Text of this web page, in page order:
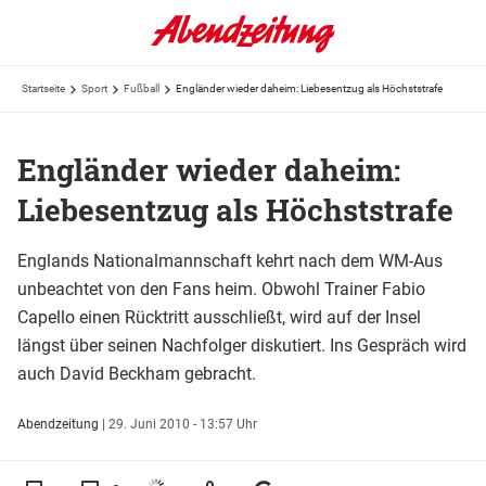
Startseite Sport Fußball Engländer wieder daheim: Liebesentzug als Höchststrafe
Engländer wieder daheim:
Liebesentzug als Höchststrafe
Englands Nationalmannschaft kehrt nach dem WM-Aus
unbeachtet von den Fans heim. Obwohl Trainer Fabio
Capello einen Rücktritt ausschließt, wird auf der Insel
längst über seinen Nachfolger diskutiert. Ins Gespräch wird
auch David Beckham gebracht.
Abendzeitung | 29. Juni 2010 - 13:57 Uhr